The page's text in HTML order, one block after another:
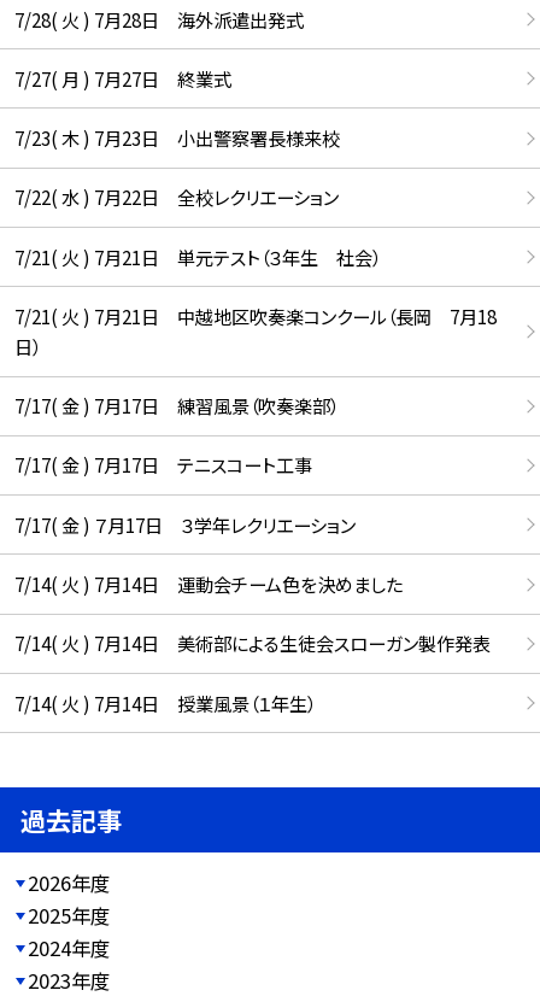
7/28( 火 ) 7月28日 海外派遣出発式
7/27( 月 ) 7月27日 終業式
7/23( 木 ) 7月23日 小出警察署長様来校
7/22( 水 ) 7月22日 全校レクリエーション
7/21( 火 ) 7月21日 単元テスト（３年生 社会）
7/21( 火 ) 7月21日 中越地区吹奏楽コンクール（長岡 7月18
日）
7/17( 金 ) 7月17日 練習風景（吹奏楽部）
7/17( 金 ) 7月17日 テニスコート工事
7/17( 金 ) ７月17日 ３学年レクリエーション
7/14( 火 ) 7月14日 運動会チーム色を決めました
7/14( 火 ) 7月14日 美術部による生徒会スローガン製作発表
7/14( 火 ) 7月14日 授業風景（１年生）
過去記事
2026年度
2025年度
2024年度
2023年度